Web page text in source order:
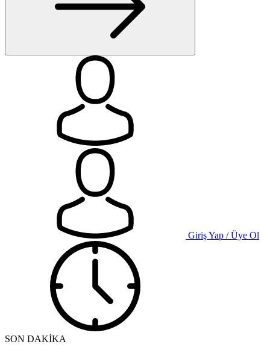
Giriş Yap / Üye Ol
SON DAKİKA